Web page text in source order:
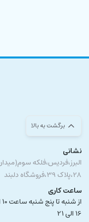
برگشت به بالا
نشانی
البرز،فردیس،فلکه
28،پلاک 39،فروشگاه دلبند
ساعت کاری
16 الی 21